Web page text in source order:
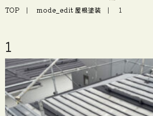
TOP mode_edit 屋根塗装 1
1